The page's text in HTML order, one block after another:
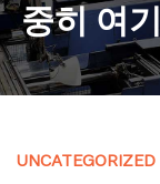
중히 여
UNCATEGORIZED